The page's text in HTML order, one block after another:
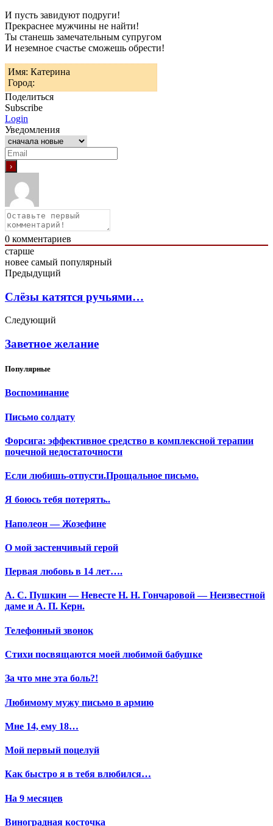
И пусть завидуют подруги!
Прекраснее мужчины не найти!
Ты станешь замечательным супругом
И неземное счастье сможешь обрести!
Имя: Катерина
Город:
Поделиться
Subscribe
Login
Уведомления
0 комментариев
старше
новее самый популярный
Предыдущий
Слёзы катятся ручьями…
Следующий
Заветное желание
Популярные
Воспоминание
Письмо солдату
Форсига: эффективное средство в комплексной терапии
почечной недостаточности
Если любишь-отпусти.Прощальное письмо.
Я боюсь тебя потерять..
Наполеон — Жозефине
О мой застенчивый герой
Первая любовь в 14 лет….
А. С. Пушкин — Невесте Н. Н. Гончаровой — Неизвестной
даме и А. П. Керн.
Телефонный звонок
Стихи посвящаются моей любимой бабушке
За что мне эта боль?!
Любимому мужу письмо в армию
Мне 14, ему 18…
Мой первый поцелуй
Как быстро я в тебя влюбился…
На 9 месяцев
Виноградная косточка